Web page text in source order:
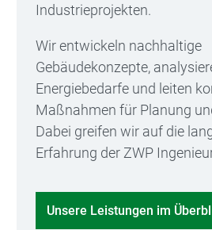
Industrieprojekten.
Wir entwickeln nachhaltige
Gebäudekonzepte,
Energiebedarfe und leiten
Maßnahmen für Planung
Dabei greifen wir auf die
Erfahrung der ZWP
Unsere Leistungen im